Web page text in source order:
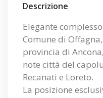
Descrizione
Elegante
Comune di
provincia di
note città del
Recanati e Loreto.
La posizione